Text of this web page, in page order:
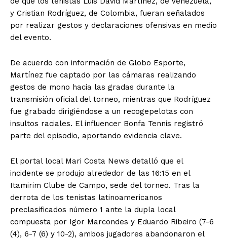
y Cristian Rodríguez, de Colombia, fueran señalados
por realizar gestos y declaraciones ofensivas en medio
del evento.
De acuerdo con información de Globo Esporte,
Martínez fue captado por las cámaras realizando
gestos de mono hacia las gradas durante la
transmisión oficial del torneo, mientras que Rodríguez
fue grabado dirigiéndose a un recogepelotas con
insultos raciales. El influencer Bonfa Tennis registró
parte del episodio, aportando evidencia clave.
El portal local Mari Costa News detalló que el
incidente se produjo alrededor de las 16:15 en el
Itamirim Clube de Campo, sede del torneo. Tras la
derrota de los tenistas latinoamericanos
preclasificados número 1 ante la dupla local
compuesta por Igor Marcondes y Eduardo Ribeiro (7-6
(4), 6-7 (6) y 10-2), ambos jugadores abandonaron el